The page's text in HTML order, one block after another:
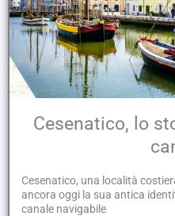
Cesenatico, lo
Cesenatico, una località
ancora oggi la sua antica
canale navigabile